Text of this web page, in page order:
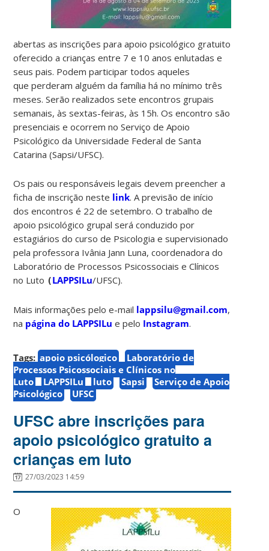
abertas as inscrições para apoio psicológico gratuito
oferecido a crianças entre 7 e 10 anos enlutadas e
seus pais. Podem participar todos aqueles
que perderam alguém da família há no mínimo três
meses. Serão realizados sete encontros grupais
semanais, às sextas-feiras, às 15h. Os encontro são
presenciais e ocorrem no Serviço de Apoio
Psicológico da Universidade Federal de Santa
Catarina (Sapsi/UFSC).
Os pais ou responsáveis legais devem preencher a
ficha de inscrição neste link. A previsão de início
dos encontros é 22 de setembro. O trabalho de
apoio psicológico grupal será conduzido por
estagiários do curso de Psicologia e supervisionado
pela professora Ivânia Jann Luna, coordenadora do
Laboratório de Processos Psicossociais e Clínicos
no Luto (LAPPSILu/UFSC).
Mais informações pelo e-mail lappsilu@gmail.com,
na página do LAPPSILu e pelo Instagram.
Tags: apoio psicólogico
Laboratório de
Processos Psicossociais e Clínicos no
Luto
LAPPSILu luto Sapsi
Serviço de Apoio
Psicológico
UFSC
UFSC abre inscrições para
apoio psicológico gratuito a
crianças em luto
27/03/2023 14:59
O